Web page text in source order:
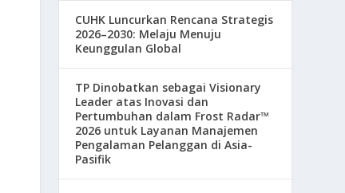
CUHK Luncurkan Rencana Strategis
2026–2030: Melaju Menuju
Keunggulan Global
TP Dinobatkan sebagai Visionary
Leader atas Inovasi dan
Pertumbuhan dalam Frost Radar™
2026 untuk Layanan Manajemen
Pengalaman Pelanggan di Asia-
Pasifik